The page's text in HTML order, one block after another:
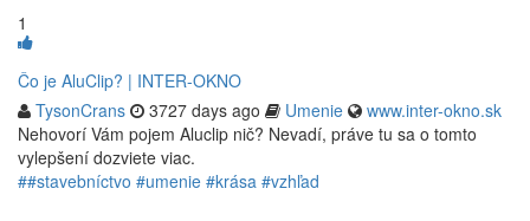
1
Čo je AluClip? | INTER-OKNO
TysonCrans
3727 days ago Umenie
www.inter-okno.sk
Nehovorí Vám pojem Aluclip nič? Nevadí, práve tu sa o tomto
vylepšení dozviete viac.
##stavebníctvo #umenie #krása #vzhľad